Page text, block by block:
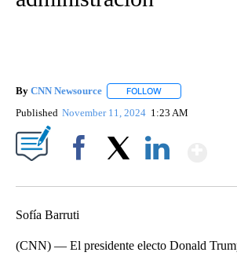
By CNN Newsource FOLLOW
Published November 11, 2024 1:23 AM
Sofía Barruti
(CNN) — El presidente electo Donald